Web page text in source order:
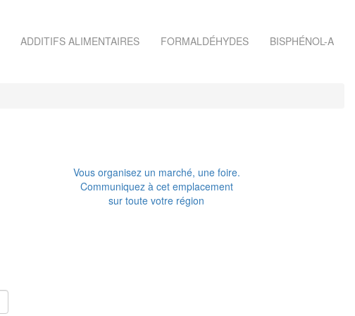
ADDITIFS ALIMENTAIRES FORMALDÉHYDES BISPHÉNOL-A
Vous organisez un marché, une foire.
Communiquez à cet emplacement
sur toute votre région